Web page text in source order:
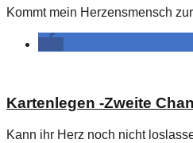
Kommt mein Herzensmensch
Kartenlegen -Zweite
Kann ihr Herz noch nicht